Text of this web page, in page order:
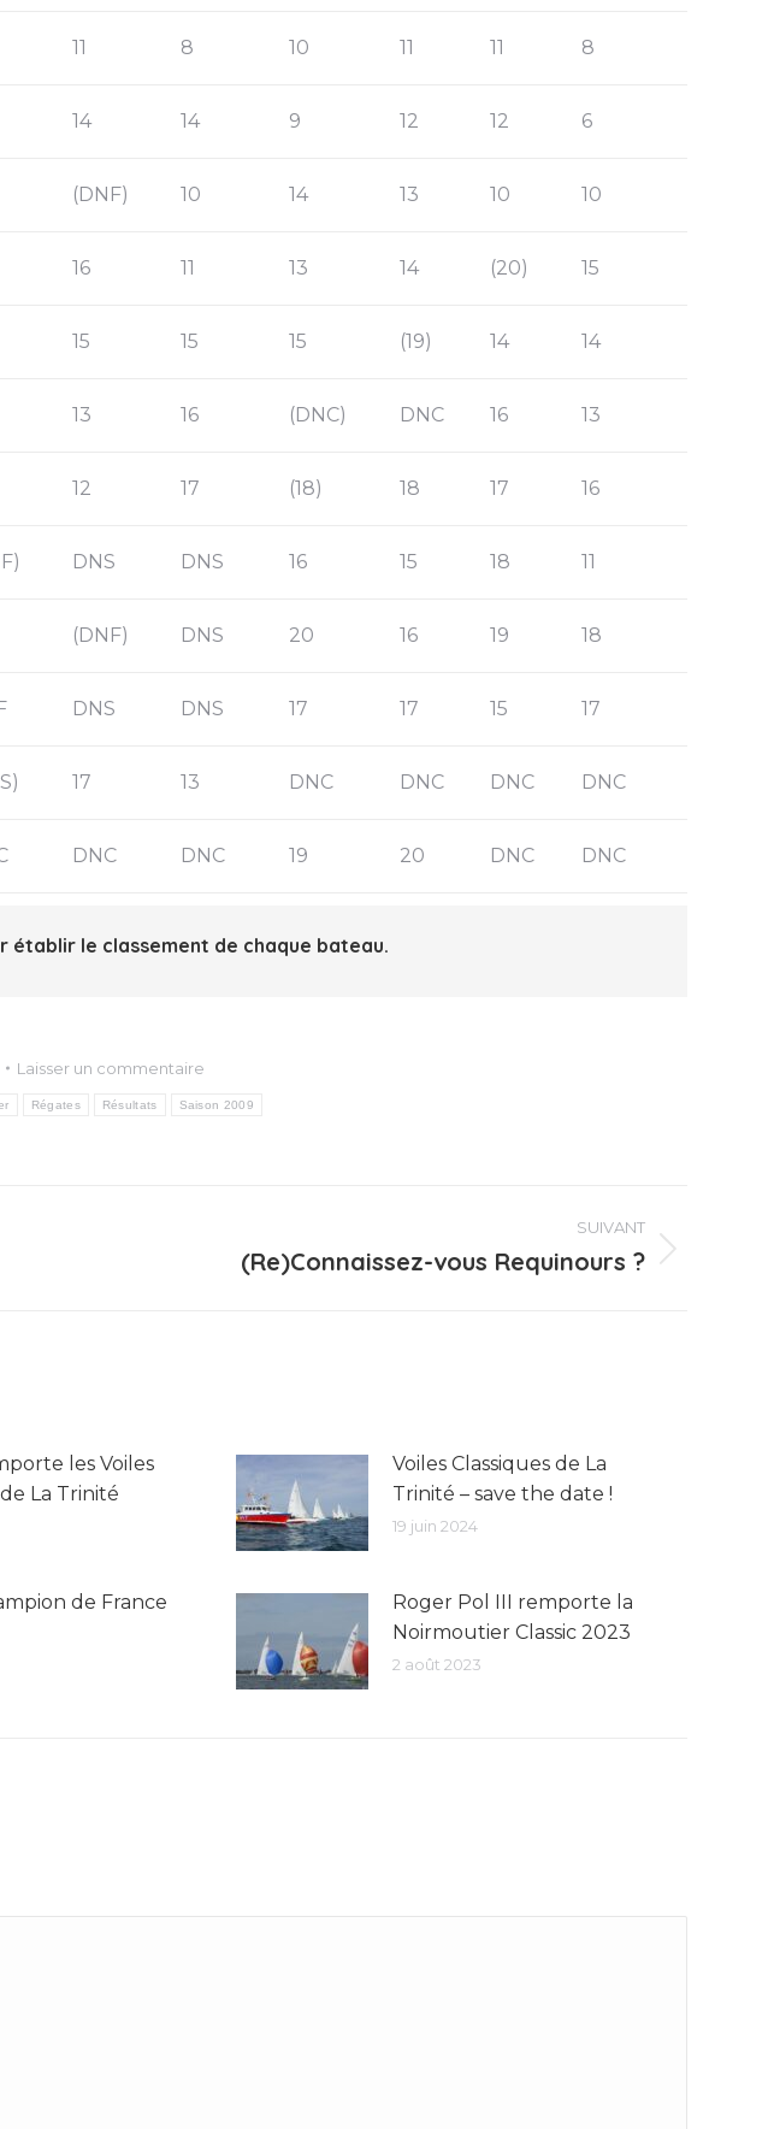
11 8 10 11 11 8
14 14 9 12 12 6
(DNF) 10 14 13 10 10
16 11 13 14 (20) 15
15 15 15 (19) 14 14
13 16 (DNC) DNC 16 13
12 17 (18) 18 17 16
DNS DNS 16 15 18 11
(DNF) DNS 20 16 19 18
DNS DNS 17 17 15 17
17 13 DNC DNC DNC DNC
DNC DNC 19 20 DNC DNC
le classement de chaque bateau.
Laisser un commentaire
Régates Résultats Saison 2009
SUIVANT
(Re)Connaissez-vous Requinours ?
les Voiles
La Trinité
Voiles Classiques de La
Trinité – save the date !
19 juin 2024
de France
Roger Pol III remporte la
Noirmoutier Classic 2023
2 août 2023